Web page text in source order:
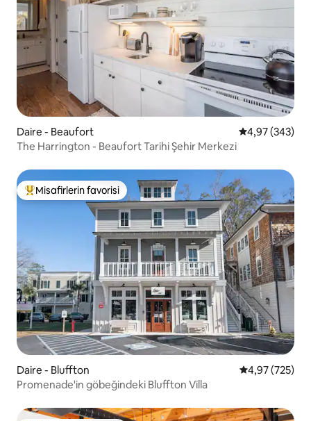
Daire - Beaufort 5 üzerinden
4,97 (343)
The Harrington - Beaufort Tarihi Şehir Merkezi
Misafirlerin favorilerinden en beğenilenler arasında
Misafirlerin favorisi
Daire - Bluffton 5 üzerinden
4,97 (725)
Promenade'in göbeğindeki Bluffton Villa